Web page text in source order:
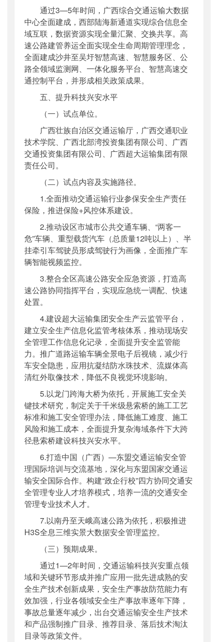
通过3—5年时间，广西综合交通运输大数据
中心全面建成，西部陆海新通道实现综合信息全
域互联，数据资源实现全量汇聚、交换共享。高
速公路建管养运全面实现全生命周期管理理念，
全面建成沙井至吴圩智慧高速、智慧服务区、公
路全领域监测网、一体化服务平台、智慧高速交
通控制平台，并形成相关政策成果。
五、提升科技兴安水平
（一）试点单位。
广西壮族自治区交通运输厅，广西交通职业
技术学院、广西北部湾投资集团有限公司、广西
交通投资集团有限公司、广西超大运输集团有限
责任公司。
（二）试点内容及实施路径。
1.全面推动交通运输行业参保安全生产责任
保险，推进保险+风控体系建设。
2.推动设区市城市公共交通车辆、“两客一
危”车辆、重型载货汽车（总质量12吨以上）、半
挂牵引车驾驶员形成驾驶行为画像，全面推广车
辆智能视频监控。
3.整合全区高速公路安全应急资源，打造高
速公路协同指挥平台，实现应急统一调配、快速
处置。
4.建设超大运输集团安全生产云监管平台，
建立安全生产信息化监管考核体系，推动现场安
全管理工作信息化记录，全面提升安全监管能
力。推广道路运输车辆全景电子后视镜，减少行
车安全隐患，应用抗凝结防水珠技术、流媒体高
清红外取像技术，降低不良视觉环境影响。
5.以龙门跨海大桥为依托，开展施工安全关
键技术研究，制定关于千米级悬索桥的施工工艺
标准和施工安全管理办法，降低施工难度、施工
风险和施工成本，全面提升复杂海域条件下大跨
径悬索桥建设科技兴安水平。
6.打造中国（广西）—东盟交通运输安全管
理国际培训与交流基地，深化与东盟国家交通运
输安全国际合作。构建“政企行校”四方协同交通安
全管理专业人才培养模式，培养一流的交通安全
管理专业技术人才。
7.以南丹至天峨高速公路为依托，积极推进
H3S全息三维实景大数据安全管理监控。
（三）预期成果。
通过1—2年时间，交通运输科技兴安重点领
域和关键环节形成并推广应用一批先进成熟的安
全生产技术创新成果，安全生产事故防范能力有
效加强，行业各领域安全生产事故率逐年下降，
事故总量逐年减少，出台交通运输安全生产技术
和产品强制推广目录、推荐目录、落后技术淘汰
目录等政策文件。